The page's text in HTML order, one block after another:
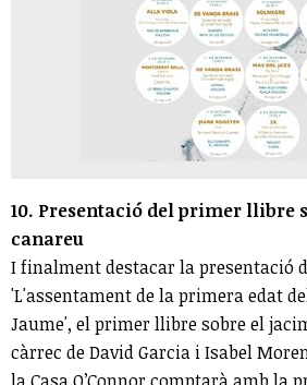
10. Presentació del primer llibre
canareu
I finalment destacar la presentació
'L'assentament de la primera edat
Jaume', el primer llibre sobre el
càrrec de David Garcia i Isabel